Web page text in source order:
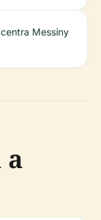
Messiny
a